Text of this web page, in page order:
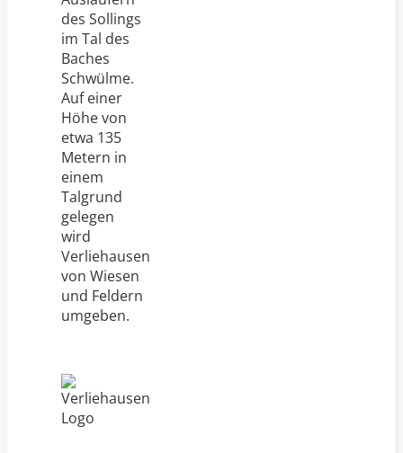
des Sollings
im Tal des
Baches
Schwülme.
Auf einer
Höhe von
etwa 135
Metern in
einem
Talgrund
gelegen
wird
Verliehausen
von Wiesen
und Feldern
umgeben.